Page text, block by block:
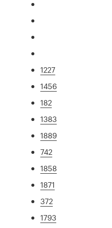
1227
1456
182
1383
1889
742
1858
1871
372
1793